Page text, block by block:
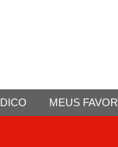
MEUS